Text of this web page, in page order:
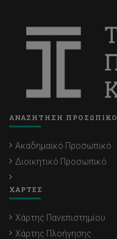
ΑΝΑΖΗΤΗΣΗ
Ακαδημαϊκό Προσωπικό
Διοικητικό Προσωπικό
ΧΑΡΤΕΣ
Χάρτης Πανεπιστημίου
Χάρτης Πλοήγησης